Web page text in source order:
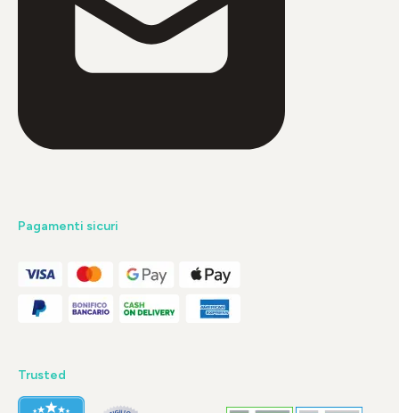
Pagamenti sicuri
Trusted